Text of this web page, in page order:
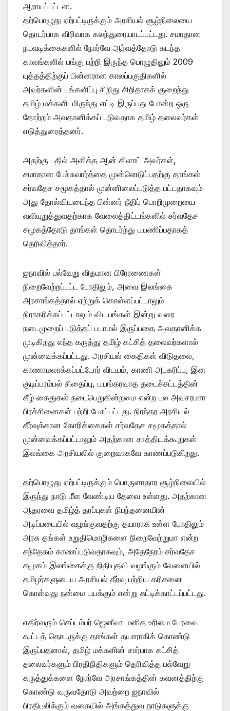
ஆராயப்பட்டன.
தற்பொழுது ஏற்பட்டிருக்கும் அரசியல் சூழ்நிலையை
தொடர்பாக விரிவாக கலந்துரையாடப்பட்டது. சமாதான
நடவடிக்கைகளில் நோர்வே ஆர்வத்தோடு கடந்த
காலங்களில் பங்கு பற்றி இருந்த பொழுதிலும் 2009
யுத்தத்திற்குப் பின்னரான காலப்பகுதிகளில்
அவர்களின் பங்களிப்பு சிறிது சிறிதாகக் குறைந்து
தமிழ் மக்களிடமிருந்து எட்டி இருப்பது போன்ற ஒரு
தோற்றம் அவதானிக்கப் படுவதாக தமிழ் தலைவர்கள்
எடுத்துரைத்தனர்.
அதற்கு பதில் அளித்த ஆன் கிளாட் அவர்கள்,
சமாதான பேச்சுவார்த்தை முன்னெடுப்பதற்கு தாங்கள்
சர்வதேச சமூகத்தால் முன்னிலைப்படுத்த பட்டதாகவும்
அது தோல்வியடைந்த பின்னர் நீதிப் பொறிமுறையை
வலியுறுத்துவதற்காக வேலைத்திட்டங்களில் சர்வதேச
சமூகத்தோடு தாங்கள் தொடர்ந்து பயணிப்பதாகத்
தெரிவித்தார்.
ஐநாவில் பல்வேறு விதமான பிரேரணைகள்
நிறைவேற்றப்பட்ட போதிலும், அவை இலங்கை
அரசாங்கத்தால் ஏற்றுக் கொள்ளப்பட்டாலும்
நிராகரிக்கப்பட்டாலும் விடயங்கள் இன்று வரை
நடைமுறைப் படுத்தப் படாமல் இருப்பதை அவதானிக்க
முடிகிறது எந்த கருத்து தமிழ் கட்சித் தலைவர்களால்
முன்வைக்கப்பட்டது. அரசியல் கைதிகள் விடுதலை,
காணாமலாக்கப்பட்டோர் விடயம், காணி அபகரிப்பு, இன
குடிப்பரம்பல் சிதைப்பு, பயங்கரவாத தடைச்சட்டத்தின்
கீழ் கைதுகள் நடைபெறுகின்றமை என்ற பல அவசரமாா
பிரச்சினைகள் பற்றி பேசப்பட்டது. நிரந்தர அரசியல்
தீர்வுக்கான கோரிக்கைகள் சர்வதேச சமூகத்தால்
முன்வைக்கப்பட்டாலும் அதற்கான சாத்தியக்கூறுகள்
இலங்கை அரசியலில் குறைவாகவே காணப்படுகிறது.
தற்பொழுது ஏற்பட்டிருக்கும் பொருளாதார சூழ்நிலையில்
இருந்து நாடு மீீள வேண்டிய தேவை உள்ளது. அதற்கான
ஆதரவை தமிழ்த் தரப்புகள் நிபந்தனையின்
அடிப்படையில் வழங்குவதற்கு தயாராக உள்ள போதிலும்
அரசு தங்கள் உறுதிமொழிகளை நிறைவேற்றுமா என்ற
சந்தேகம் காணப்படுவதாகவும், அதேநேரம் சர்வதேச
சமூகம் இலங்கைக்கு நிதியுதவி வழங்கும் வேளையில்
தமிழர்களுடைய அரசியல் தீர்வு பற்றிய கரிசனை
கொள்வது நன்மை பயக்கும் என்று சுட்டிக்காட்டப்பட்டது.
எதிர்வரும் செப்டம்பர் ஜெனீவா மனித உரிமை பேரவை
கூட்டத் தொடருக்கு தாங்கள் தயாராகிக் கொண்டு
இருப்பதனால், தமிழ் மக்களின் சார்பாக கட்சித்
தலைவர்களும் பிரதிநிதிகளும் தெரிவித்த பல்வேறு
கருத்துக்களை நோர்வே அரசாங்கத்தின் கவனத்திற்கு
கொண்டு வருவதோடு அவற்றை ஐநாவில்
பிரதிபலிக்கும் வகையில் அங்கத்துவ நாடுகளுக்கு